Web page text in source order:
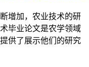
增加，农业技术的研
毕业论文是农学领域
供了展示他们的研究